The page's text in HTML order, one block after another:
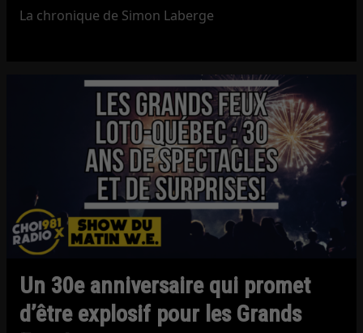
La chronique de Simon Laberge
Un 30e anniversaire qui promet
d’être explosif pour les Grands